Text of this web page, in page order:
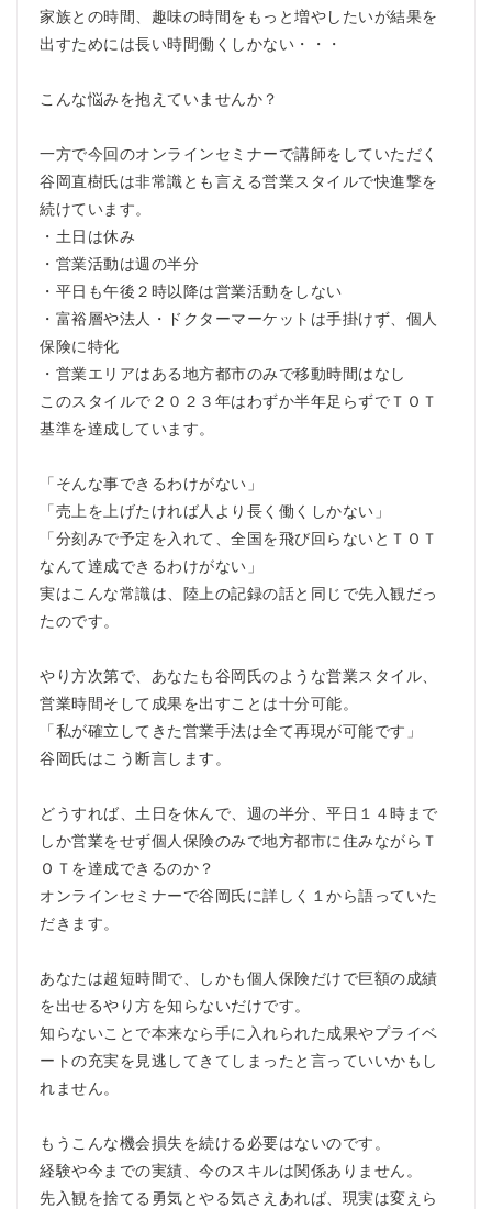
家族との時間、趣味の時間をもっと増やしたいが結果を
出すためには長い時間働くしかない・・・
こんな悩みを抱えていませんか？
一方で今回のオンラインセミナーで講師をしていただく
谷岡直樹氏は非常識とも言える営業スタイルで快進撃を
続けています。
・土日は休み
・営業活動は週の半分
・平日も午後２時以降は営業活動をしない
・富裕層や法人・ドクターマーケットは手掛けず、個人
保険に特化
・営業エリアはある地方都市のみで移動時間はなし
このスタイルで２０２３年はわずか半年足らずでＴＯＴ
基準を達成しています。
「そんな事できるわけがない」
「売上を上げたければ人より長く働くしかない」
「分刻みで予定を入れて、全国を飛び回らないとＴＯＴ
なんて達成できるわけがない」
実はこんな常識は、陸上の記録の話と同じで先入観だっ
たのです。
やり方次第で、あなたも谷岡氏のような営業スタイル、
営業時間そして成果を出すことは十分可能。
「私が確立してきた営業手法は全て再現が可能です」
谷岡氏はこう断言します。
どうすれば、土日を休んで、週の半分、平日１４時まで
しか営業をせず個人保険のみで地方都市に住みながらＴ
ＯＴを達成できるのか？
オンラインセミナーで谷岡氏に詳しく１から語っていた
だきます。
あなたは超短時間で、しかも個人保険だけで巨額の成績
を出せるやり方を知らないだけです。
知らないことで本来なら手に入れられた成果やプライベ
ートの充実を見逃してきてしまったと言っていいかもし
れません。
もうこんな機会損失を続ける必要はないのです。
経験や今までの実績、今のスキルは関係ありません。
先入観を捨てる勇気とやる気さえあれば、現実は変えら